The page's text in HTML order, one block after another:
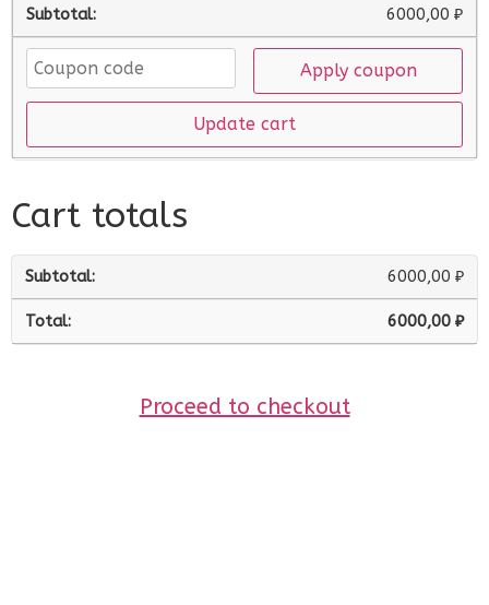
6000,00 ₽
Apply coupon
Update cart
Cart totals
6000,00 ₽
6000,00 ₽
Proceed to checkout